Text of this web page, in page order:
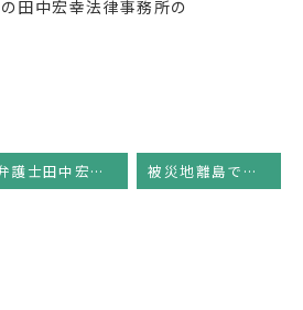
田中宏幸法律事務所の
弁護士田中宏幸のコラム 被災地離島でのボランティア法律相談会